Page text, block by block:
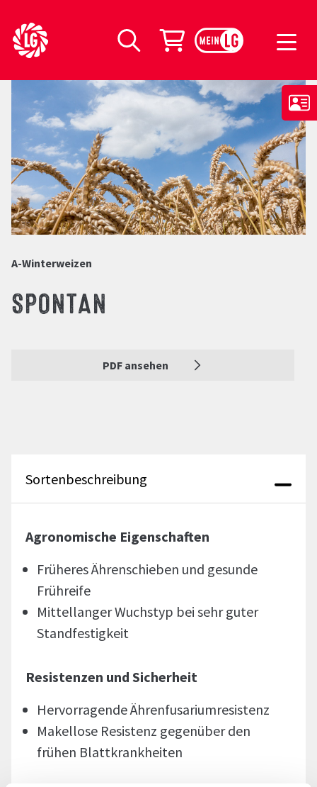
LG Seeds Logo
Suche
Warenkorb
A-Winterweizen
SPONTAN
PDF ansehen
Sortenbeschreibung
Agronomische Eigenschaften
Früheres Ährenschieben und gesunde
Frühreife
Mittellanger Wuchstyp bei sehr guter
Standfestigkeit
Resistenzen und Sicherheit
Hervorragende Ährenfusariumresistenz
Makellose Resistenz gegenüber den
frühen Blattkrankheiten